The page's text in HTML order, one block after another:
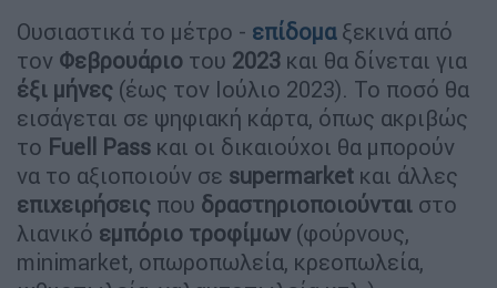
Ουσιαστικά το μέτρο - επίδομα ξεκινά από
τον Φεβρουάριο του 2023 και θα δίνεται για
έξι μήνες (έως τον Ιούλιο 2023). Το ποσό θα
εισάγεται σε ψηφιακή κάρτα, όπως ακριβώς
το Fuell Pass και οι δικαιούχοι θα μπορούν
να το αξιοποιούν σε supermarket και άλλες
επιχειρήσεις που δραστηριοποιούνται στο
λιανικό εμπόριο τροφίμων (φούρνους,
minimarket, οπωροπωλεία, κρεοπωλεία,